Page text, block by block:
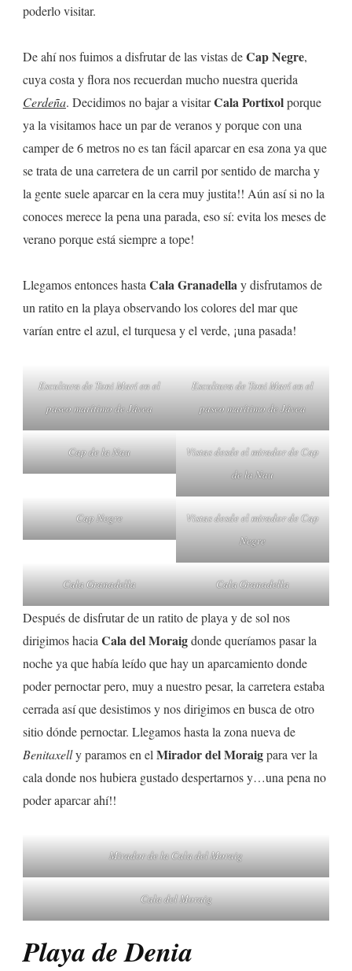
poderlo visitar.
De ahí nos fuimos a disfrutar de las vistas deCap Negre,
cuya costa y flora nos recuerdan mucho nuestra querida
Cerdeña. Decidimos no bajar a visitarCala Portixolporque
ya la visitamos hace un par de veranos y porque con una
camper de 6 metros no es tan fácil aparcar en esa zona ya que
se trata de una carretera de un carril por sentido de marcha y
la gente suele aparcar en la cera muy justita!! Aún así si no la
conoces merece la pena una parada, eso sí: evita los meses de
verano porque está siempre a tope!
Llegamos entonces hasta Cala Granadella y disfrutamos de
un ratito en la playa observando los colores del mar que
varían entre el azul, el turquesa y el verde, ¡una pasada!
Escultura de Toni Marí en el
paseo marítimo de Jávea
Escultura de Toni Marí en el
paseo marítimo de Jávea
Cap de la Nau
Vistas desde el mirador de Cap
de la Nau
Cap Negre
Vistas desde el mirador de Cap
Negre
Cala Granadella Cala Granadella
Después de disfrutar de un ratito de playa y de sol nos
dirigimos hacia Cala del Moraigdonde queríamos pasar la
noche ya que había leído que hay un aparcamiento donde
poder pernoctar pero, muy a nuestro pesar, la carretera estaba
cerrada así que desistimos y nos dirigimos en busca de otro
sitio dónde pernoctar. Llegamos hasta la zona nueva de
Benitaxelly paramos en el Mirador del Moraigpara ver la
cala donde nos hubiera gustado despertarnos y…una pena no
poder aparcar ahí!!
Mirador de la Cala del Moraig
Cala del Moraig
Playa de Denia